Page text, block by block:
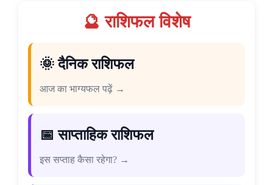
🔮 राशिफल विशेष
🌞 दैनिक राशिफल
आज का भाग्यफल पढ़ें →
📅 साप्ताहिक राशिफल
इस सप्ताह कैसा रहेगा? →